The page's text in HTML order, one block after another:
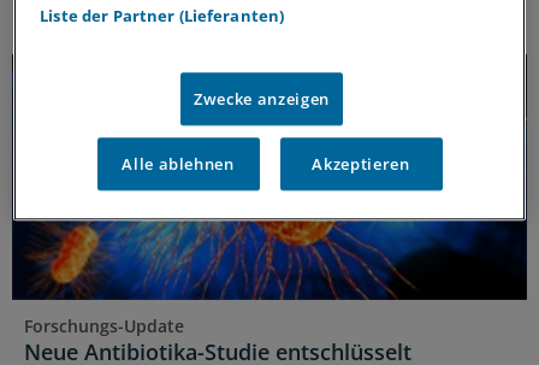
DAS KÖNNTE SIE AUCH INTERESSIEREN
Forschungs-Update
Neue Antibiotika-Studie entschlüsselt
Liste der Partner (Lieferanten)
Zwecke anzeigen
Alle ablehnen Akzeptieren